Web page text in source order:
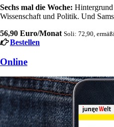
Sechs mal die Woche:
Wissenschaft und Politik. Und
56,90 Euro/Monat Soli: 72,90,
Bestellen
Online